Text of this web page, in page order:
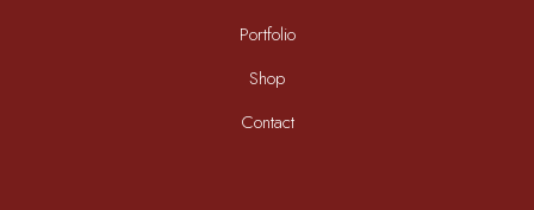
Portfolio
Shop
Contact